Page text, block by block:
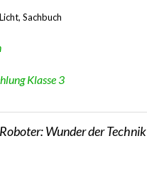
Sachbuch
Klasse 3
Wunder der Technik